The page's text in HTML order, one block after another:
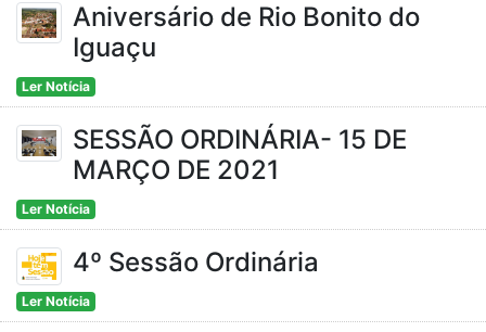
Aniversário de Rio Bonito do
Iguaçu
Ler Notícia
SESSÃO ORDINÁRIA- 15 DE
MARÇO DE 2021
Ler Notícia
4º Sessão Ordinária
Ler Notícia